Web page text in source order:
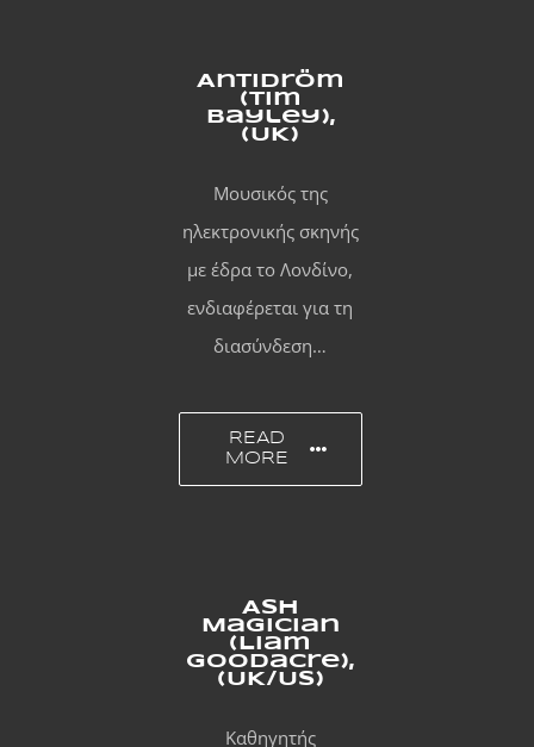
Antidröm
(Tim
Bayley),
(UK)
Μουσικός της
ηλεκτρονικής σκηνής
με έδρα το Λονδίνο,
ενδιαφέρεται για τη
διασύνδεση…
READ
MORE
Ash
Magician
(Liam
Goodacre),
(UK/US)
Καθηγητής